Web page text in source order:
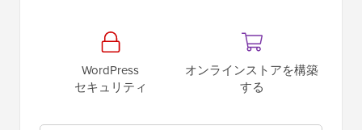
WordPress
セキュリティ
オンラインストアを構築
する